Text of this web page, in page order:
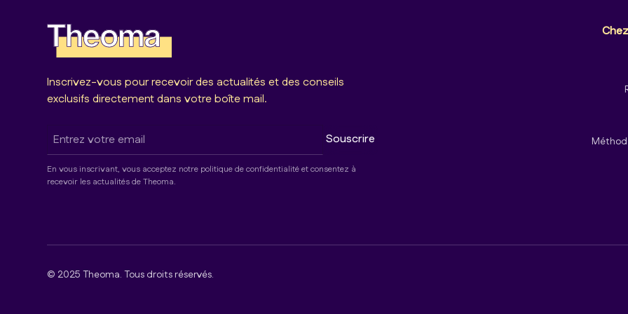
Inscrivez-vous pour recevoir des actualités et des conseils
exclusifs directement dans votre boîte mail.
En vous inscrivant, vous acceptez notre politique de confidentialité et consentez à
recevoir les actualités de Theoma.
© 2025 Theoma. Tous droits réservés.